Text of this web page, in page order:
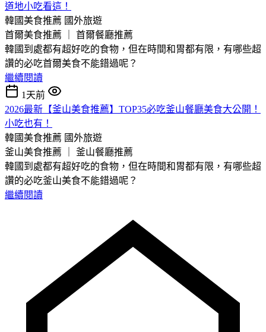
道地小吃看這！
韓國美食推薦 國外旅遊
首爾美食推薦 ｜ 首爾餐廳推薦
韓國到處都有超好吃的食物，但在時間和胃都有限，有哪些超
讚的必吃首爾美食不能錯過呢？
繼續閱讀
1天前
2026最新【釜山美食推薦】TOP35必吃釜山餐廳美食大公開！
小吃也有！
韓國美食推薦 國外旅遊
釜山美食推薦 ｜ 釜山餐廳推薦
韓國到處都有超好吃的食物，但在時間和胃都有限，有哪些超
讚的必吃釜山美食不能錯過呢？
繼續閱讀